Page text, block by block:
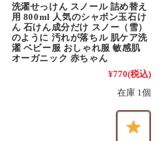
洗濯せっけん スノール 詰め替え
用 800ml 人気のシャボン玉石け
ん 石けん成分だけ スノー（雪）
のように 汚れが落ちル 肌ケア洗
濯 ベビー服 おしゃれ服 敏感肌
オーガニック 赤ちゃん
¥770(税込)
在庫 1個